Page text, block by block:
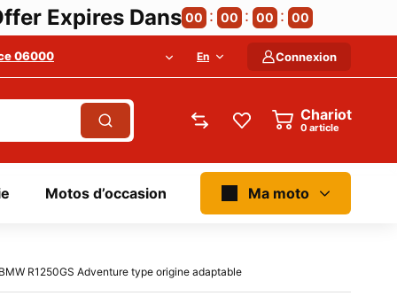
Expires Dans 00 00 00 00
06000 En Connexion
Chariot
article
Motos d’occasion Ma moto
R1250GS Adventure type origine adaptable